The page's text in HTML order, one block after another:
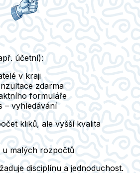
účetní):
v kraji
zdarma
formuláře
– vyhledávání
kliků, ale vyšší kvalita
u malých rozpočtů
disciplínu a jednoduchost.